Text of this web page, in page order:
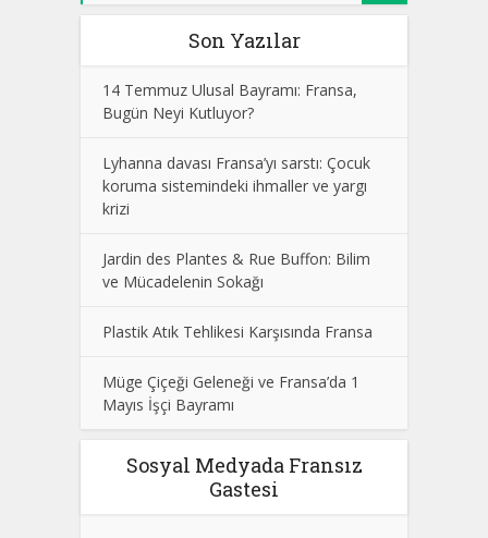
Son Yazılar
14 Temmuz Ulusal Bayramı: Fransa,
Bugün Neyi Kutluyor?
Lyhanna davası Fransa’yı sarstı: Çocuk
koruma sistemindeki ihmaller ve yargı
krizi
Jardin des Plantes & Rue Buffon: Bilim
ve Mücadelenin Sokağı
Plastik Atık Tehlikesi Karşısında Fransa
Müge Çiçeği Geleneği ve Fransa’da 1
Mayıs İşçi Bayramı
Sosyal Medyada Fransız
Gastesi